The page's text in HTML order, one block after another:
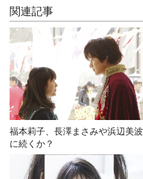
関連記事
福本莉子、長澤まさみや浜辺美波
に続くか？